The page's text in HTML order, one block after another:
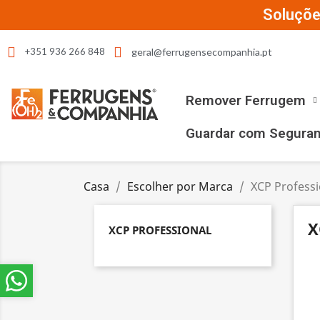
+351 936 266 848 geral@ferrugensecompanhia.pt
Remover Ferrugem
Guardar com
Casa Escolher por Marca XCP
XCP PROFESSIONAL